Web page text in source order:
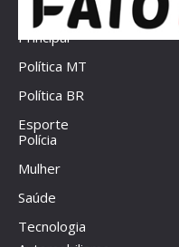
Principal
Política MT
Política BR
Esporte
Polícia
Mulher
Saúde
Tecnologia